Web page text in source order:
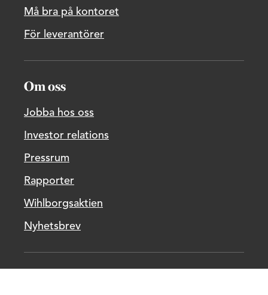
Må bra på kontoret
För leverantörer
Om oss
Jobba hos oss
Investor relations
Pressrum
Rapporter
Wihlborgsaktien
Nyhetsbrev